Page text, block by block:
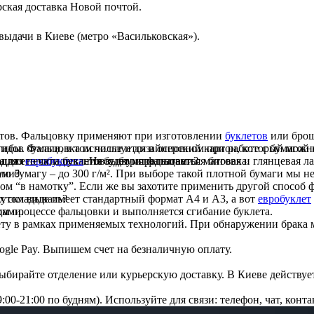
доставка Новой почтой.
в Киеве (метро «Васильковская»).
Фальцовку применяют при изготовлении буклетов или
Фальцовка используется в основном при работе с
его складывания будет использоваться биговка.
бумаги, в том числе и дизайнерский картон, который
евробуклета. На выбор предлагается матовая и глянцевая
печати буклетов с двумя фальцами?
бумагу – до 300 г/м². При выборе такой плотной бумаги мы
“в намотку”. Если же вы захотите применить другой
виде имеет стандартный формат А4 и А3, а вот евробуклет
складывать?
фальцовки и выполняется сгибание буклета.
в рамках применяемых техно­логий. При обнару­жении брака
Pay. Выпи­шем счет на безна­личную оплату.
отде­ле­­ние или курь­ер­скую доставку. В Киеве
21:00 по будням). Исполь­зуй­те для связи: теле­фон, чат,